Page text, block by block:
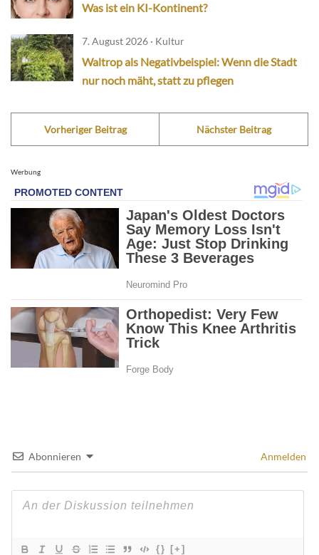
Was ist ein KI-Kontinent?
7. August 2026 · Kultur
Waltrop als Negativbeispiel: Wenn die Stadt
nur noch mäht, statt zu pflegen
Vorheriger Beitrag Nächster Beitrag
Werbung
Abonnieren Anmelden
{} [+]